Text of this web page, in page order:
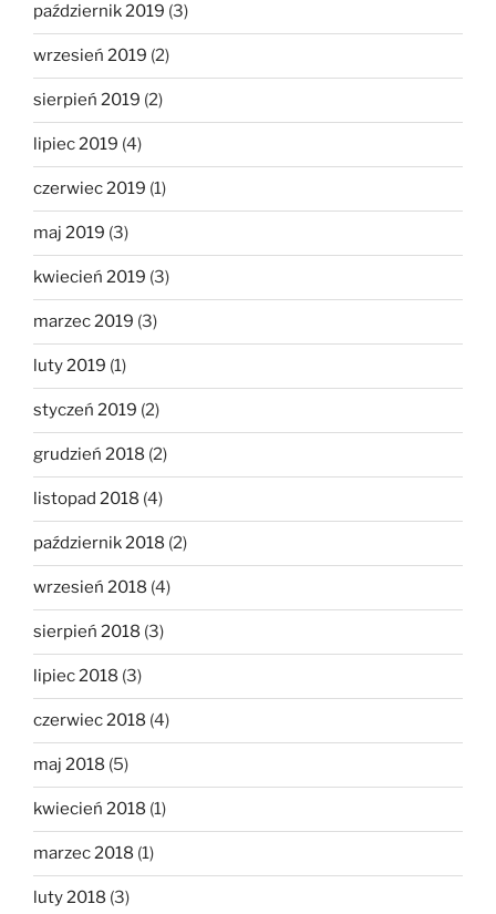
październik 2019 (3)
wrzesień 2019 (2)
sierpień 2019 (2)
lipiec 2019 (4)
czerwiec 2019 (1)
maj 2019 (3)
kwiecień 2019 (3)
marzec 2019 (3)
luty 2019 (1)
styczeń 2019 (2)
grudzień 2018 (2)
listopad 2018 (4)
październik 2018 (2)
wrzesień 2018 (4)
sierpień 2018 (3)
lipiec 2018 (3)
czerwiec 2018 (4)
maj 2018 (5)
kwiecień 2018 (1)
marzec 2018 (1)
luty 2018 (3)